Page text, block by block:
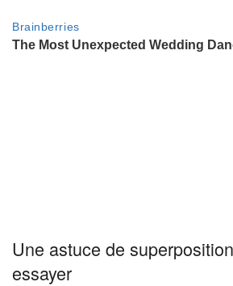
Une astuce de
essayer